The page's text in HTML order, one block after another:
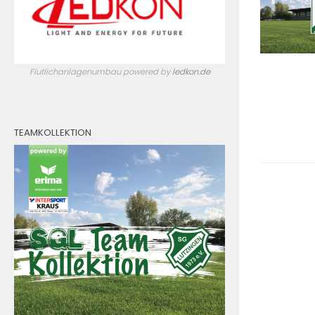
Flutlichanlagenumbau powered byledkon.de
TEAMKOLLEKTION